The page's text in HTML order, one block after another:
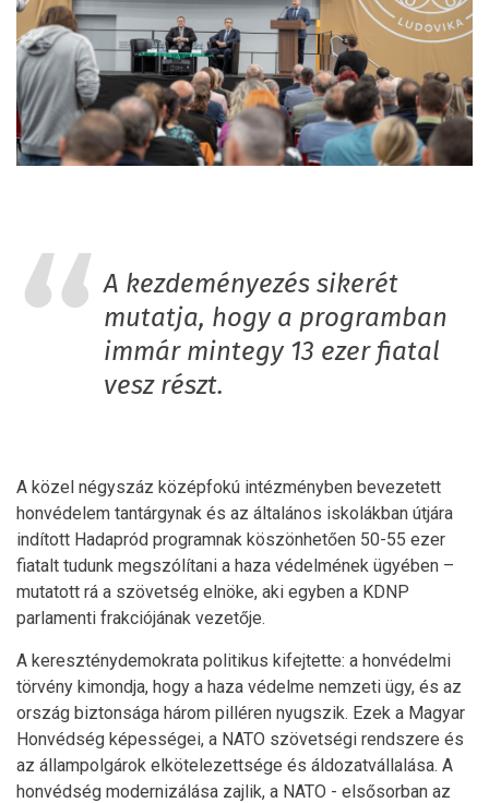
A kezdeményezés sikerét
mutatja, hogy a programban
immár mintegy 13 ezer fiatal
vesz részt.
A közel négyszáz középfokú intézményben bevezetett
honvédelem tantárgynak és az általános iskolákban útjára
indított Hadapród programnak köszönhetően 50-55 ezer
fiatalt tudunk megszólítani a haza védelmének ügyében –
mutatott rá a szövetség elnöke, aki egyben a KDNP
parlamenti frakciójának vezetője.
A kereszténydemokrata politikus kifejtette: a honvédelmi
törvény kimondja, hogy a haza védelme nemzeti ügy, és az
ország biztonsága három pilléren nyugszik. Ezek a Magyar
Honvédség képességei, a NATO szövetségi rendszere és
az állampolgárok elkötelezettsége és áldozatvállalása. A
honvédség modernizálása zajlik, a NATO - elsősorban az